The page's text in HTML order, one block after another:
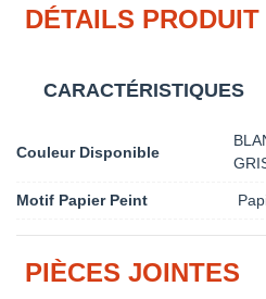
DÉTAILS PRODUIT
CARACTÉRISTIQUES
Couleur Disponible
Motif Papier Peint
PIÈCES JOINTES